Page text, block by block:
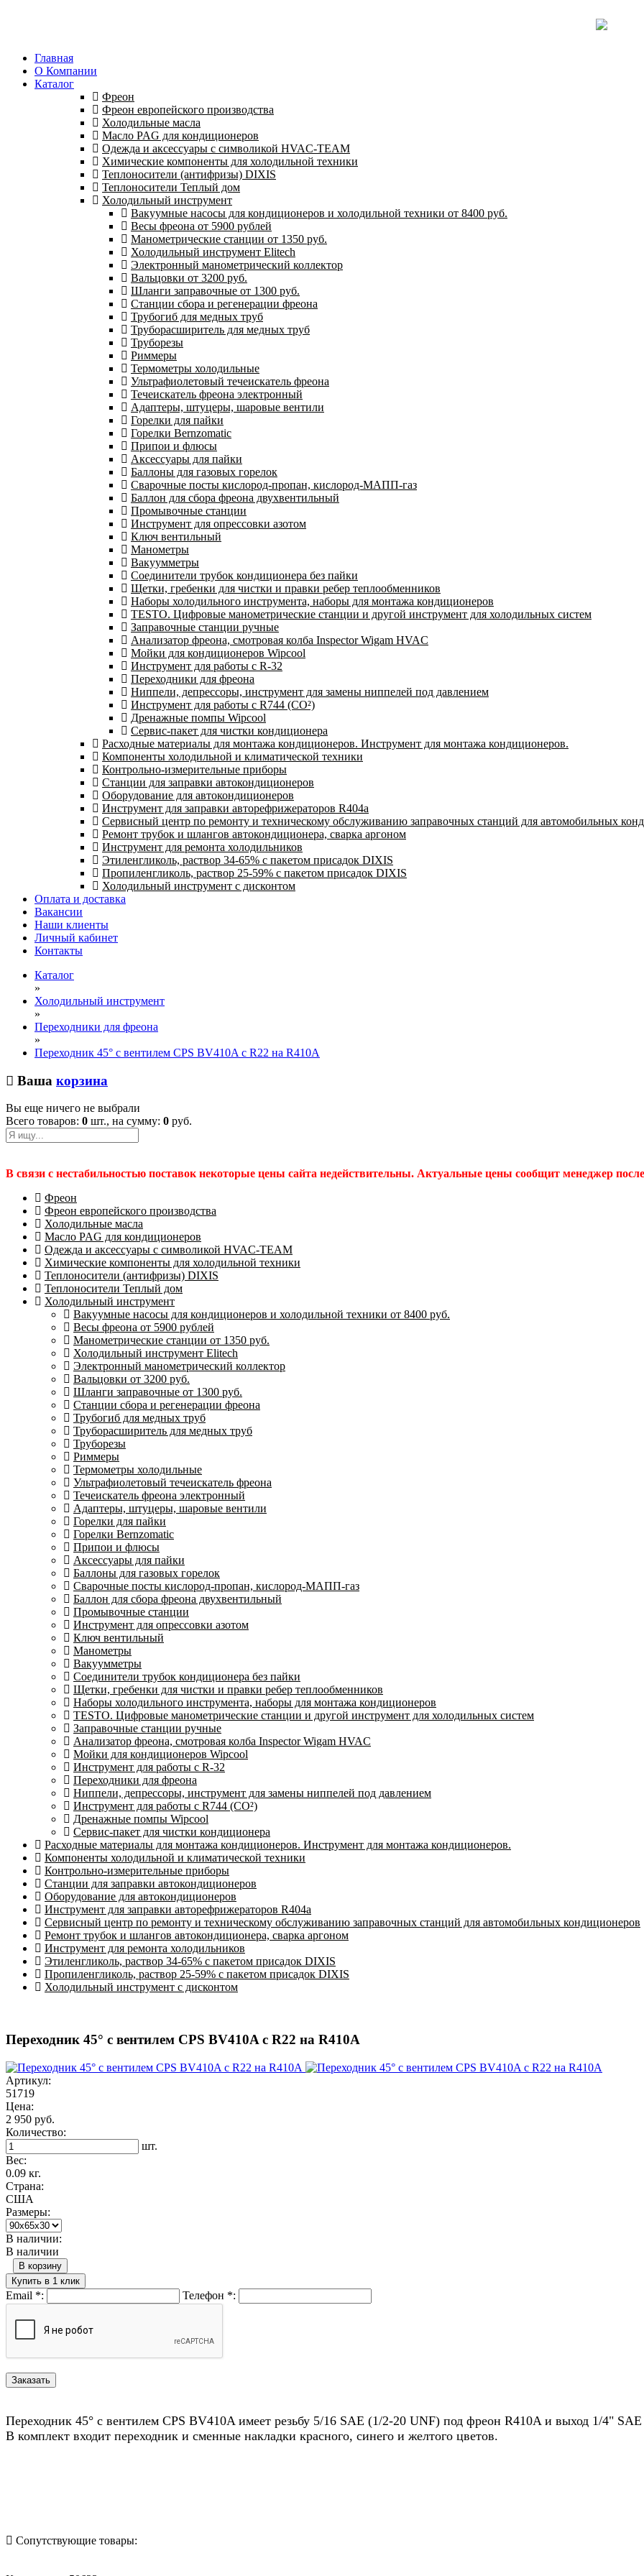
Главная
О Компании
Каталог
Фреон
Фреон европейского производства
Холодильные масла
Масло PAG для кондиционеров
Одежда и аксессуары с символикой HVAC-TEAM
Химические компоненты для холодильной техники
Теплоносители (антифризы) DIXIS
Теплоносители Теплый дом
Холодильный инструмент
Вакуумные насосы для кондиционеров и холодильной техники от 8400 руб.
Весы фреона от 5900 рублей
Манометрические станции от 1350 руб.
Холодильный инструмент Elitech
Электронный манометрический коллектор
Вальцовки от 3200 руб.
Шланги заправочные от 1300 руб.
Станции сбора и регенерации фреона
Трубогиб для медных труб
Труборасширитель для медных труб
Труборезы
Риммеры
Термометры холодильные
Ультрафиолетовый течеискатель фреона
Течеискатель фреона электронный
Адаптеры, штуцеры, шаровые вентили
Горелки для пайки
Горелки Bernzomatic
Припои и флюсы
Аксессуары для пайки
Баллоны для газовых горелок
Сварочные посты кислород-пропан, кислород-МАПП-газ
Баллон для сбора фреона двухвентильный
Промывочные станции
Инструмент для опрессовки азотом
Ключ вентильный
Манометры
Вакуумметры
Соединители трубок кондиционера без пайки
Щетки, гребенки для чистки и правки ребер теплообменников
Наборы холодильного инструмента, наборы для монтажа кондиционеров
TESTO. Цифровые манометрические станции и другой инструмент для холодильных систем
Заправочные станции ручные
Анализатор фреона, смотровая колба Inspector Wigam HVAC
Мойки для кондиционеров Wipcool
Инструмент для работы с R-32
Переходники для фреона
Ниппели, депрессоры, инструмент для замены ниппелей под давлением
Инструмент для работы с R744 (CO²)
Дренажные помпы Wipcool
Сервис-пакет для чистки кондиционера
Расходные материалы для монтажа кондиционеров. Инструмент для монтажа кондиционеров.
Компоненты холодильной и климатической техники
Контрольно-измерительные приборы
Станции для заправки автокондиционеров
Оборудование для автокондиционеров
Инструмент для заправки авторефрижераторов R404a
Сервисный центр по ремонту и техническому обслуживанию заправочных станций для автомобильных
Ремонт трубок и шлангов автокондиционера, сварка аргоном
Инструмент для ремонта холодильников
Этиленгликоль, раствор 34-65% с пакетом присадок DIXIS
Пропиленгликоль, раствор 25-59% с пакетом присадок DIXIS
Холодильный инструмент с дисконтом
Оплата и доставка
Вакансии
Наши клиенты
Личный кабинет
Контакты
Каталог
»
Холодильный инструмент
»
Переходники для фреона
»
Переходник 45° с вентилем CPS BV410A с R22 на R410А
Ваша корзина
Вы еще ничего не выбрали
Всего товаров: 0 шт., на сумму: 0 руб.
В связи с нестабильностью поставок некоторые цены сайта недействительны. Актуальные цены сообщит менеджер
Фреон
Фреон европейского производства
Холодильные масла
Масло PAG для кондиционеров
Одежда и аксессуары с символикой HVAC-TEAM
Химические компоненты для холодильной техники
Теплоносители (антифризы) DIXIS
Теплоносители Теплый дом
Холодильный инструмент
Вакуумные насосы для кондиционеров и холодильной техники от 8400 руб.
Весы фреона от 5900 рублей
Манометрические станции от 1350 руб.
Холодильный инструмент Elitech
Электронный манометрический коллектор
Вальцовки от 3200 руб.
Шланги заправочные от 1300 руб.
Станции сбора и регенерации фреона
Трубогиб для медных труб
Труборасширитель для медных труб
Труборезы
Риммеры
Термометры холодильные
Ультрафиолетовый течеискатель фреона
Течеискатель фреона электронный
Адаптеры, штуцеры, шаровые вентили
Горелки для пайки
Горелки Bernzomatic
Припои и флюсы
Аксессуары для пайки
Баллоны для газовых горелок
Сварочные посты кислород-пропан, кислород-МАПП-газ
Баллон для сбора фреона двухвентильный
Промывочные станции
Инструмент для опрессовки азотом
Ключ вентильный
Манометры
Вакуумметры
Соединители трубок кондиционера без пайки
Щетки, гребенки для чистки и правки ребер теплообменников
Наборы холодильного инструмента, наборы для монтажа кондиционеров
TESTO. Цифровые манометрические станции и другой инструмент для холодильных систем
Заправочные станции ручные
Анализатор фреона, смотровая колба Inspector Wigam HVAC
Мойки для кондиционеров Wipcool
Инструмент для работы с R-32
Переходники для фреона
Ниппели, депрессоры, инструмент для замены ниппелей под давлением
Инструмент для работы с R744 (CO²)
Дренажные помпы Wipcool
Сервис-пакет для чистки кондиционера
Расходные материалы для монтажа кондиционеров. Инструмент для монтажа кондиционеров.
Компоненты холодильной и климатической техники
Контрольно-измерительные приборы
Станции для заправки автокондиционеров
Оборудование для автокондиционеров
Инструмент для заправки авторефрижераторов R404a
Сервисный центр по ремонту и техническому обслуживанию заправочных станций для автомобильных кондиционеров
Ремонт трубок и шлангов автокондиционера, сварка аргоном
Инструмент для ремонта холодильников
Этиленгликоль, раствор 34-65% с пакетом присадок DIXIS
Пропиленгликоль, раствор 25-59% с пакетом присадок DIXIS
Холодильный инструмент с дисконтом
Переходник 45° с вентилем CPS BV410A с R22 на R410А
Артикул:
51719
Цена:
2 950 руб.
Количество:
шт.
Вес:
0.09 кг.
Страна:
США
Размеры:
В наличии:
В наличии
В корзину
Купить в 1 клик
Email *: Телефон *:
Переходник 45° c вентилем CPS BV410A имеет резьбу 5/16 SAE (1/2-20 UNF) под фреон R410A и выход 1/4"
В комплект входит переходник и сменные накладки красного, синего и желтого цветов.
Сопутствующие товары: